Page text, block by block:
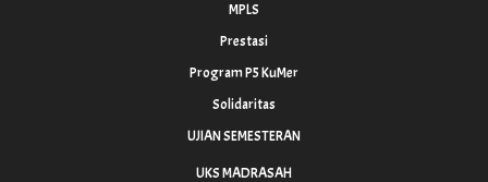
MPLS
Prestasi
Program P5 KuMer
Solidaritas
UJIAN SEMESTERAN
UKS MADRASAH